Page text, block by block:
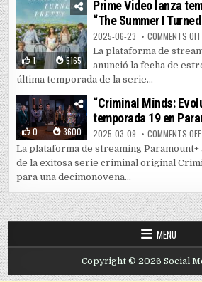
1 5165
Prime Video lanza
“The Summer I
2025-06-23 COMMENTS OFF
La plataforma de
anunció la fecha de
última temporada de la serie...
0 3600
“Criminal Minds:
temporada 19 en
2025-03-09 COMMENTS OFF
La plataforma de streaming
de la exitosa serie criminal original
para una decimonovena...
MENU
Copyright © 2026 Social